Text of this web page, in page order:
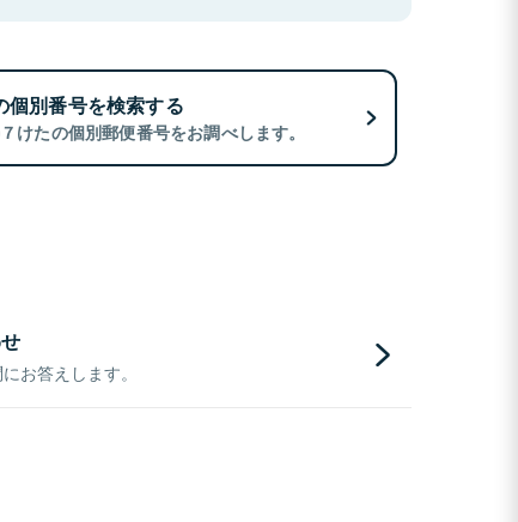
個別番号を検索する
けたの個別郵便番号をお調べします。
お答えします。